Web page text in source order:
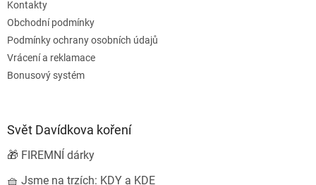
Kontakty
Obchodní podmínky
Podmínky ochrany osobních údajů
Vrácení a reklamace
Bonusový systém
Svět Davídkova koření
🎁 FIREMNÍ dárky
🧺 Jsme na trzích: KDY a KDE